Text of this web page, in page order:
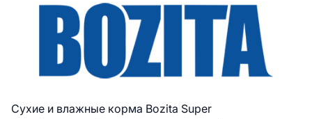
Сухие и влажные корма Bozita Super